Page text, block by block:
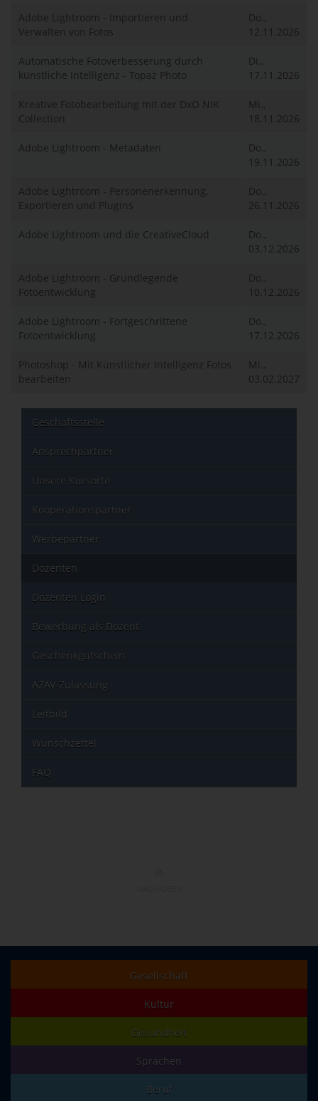
Adobe Lightroom - Importieren und
Verwalten von Fotos
Do.,
12.11.2026
Automatische Fotoverbesserung durch
künstliche Intelligenz - Topaz Photo
Di.,
17.11.2026
Kreative Fotobearbeitung mit der DxO NIK
Collection
Mi.,
18.11.2026
Adobe Lightroom - Metadaten
Do.,
19.11.2026
Adobe Lightroom - Personenerkennung,
Exportieren und Plugins
Do.,
26.11.2026
Adobe Lightroom und die CreativeCloud
Do.,
03.12.2026
Adobe Lightroom - Grundlegende
Fotoentwicklung
Do.,
10.12.2026
Adobe Lightroom - Fortgeschrittene
Fotoentwicklung
Do.,
17.12.2026
Photoshop - Mit Künstlicher Intelligenz Fotos
bearbeiten
Mi.,
03.02.2027
Geschäftsstelle
Ansprechpartner
Unsere Kursorte
Kooperationspartner
Werbepartner
Dozenten
Dozenten Login
Bewerbung als Dozent
Geschenkgutschein
AZAV-Zulassung
Leitbild
Wunschzettel
FAQ
Gesellschaft
Kultur
Gesundheit
Sprachen
Beruf